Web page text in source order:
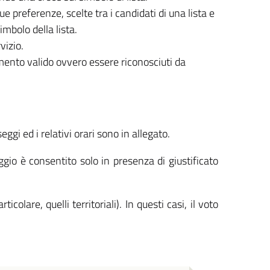
preferenze, scelte tra i candidati di una lista e
della lista.
valido ovvero essere riconosciuti da
ed i relativi orari sono in allegato.
è consentito solo in presenza di giustificato
quelli territoriali). In questi casi, il voto